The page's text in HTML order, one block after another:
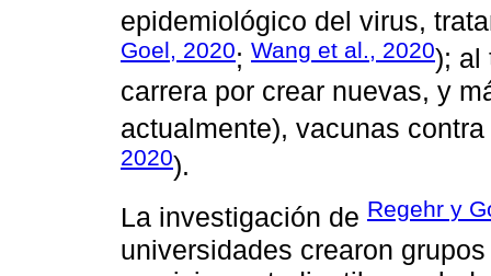
epidemiológico del virus,
Goel, 2020; Wang et al., 2020); al
carrera por crear nuevas, y
actualmente), vacunas
2020).
La investigación de Regehr y
universidades crearon